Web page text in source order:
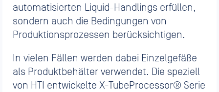
automatisierten Liquid-Handlings erfüllen,
sondern auch die Bedingungen von
Produktionsprozessen berücksichtigen.
In vielen Fällen werden dabei Einzelgefäße
als Produktbehälter verwendet. Die speziell
von HTI entwickelte X-TubeProcessor® Serie